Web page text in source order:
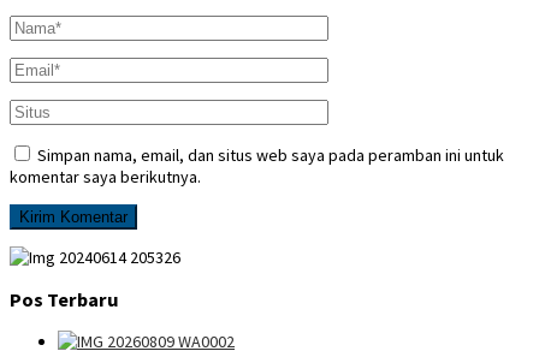
Simpan nama, email, dan situs web saya pada peramban ini untuk
komentar saya berikutnya.
Pos Terbaru